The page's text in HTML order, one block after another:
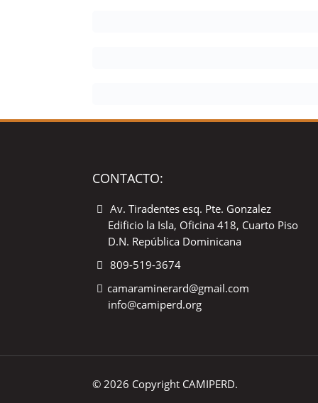
CONTACTO:
Av. Tiradentes esq. Pte. Gonzalez
Edificio la Isla, Oficina 418, Cuarto Piso
D.N. República Dominicana
809-519-3674
camaraminerard@gmail.com
info@camiperd.org
© 2026 Copyright CAMIPERD.